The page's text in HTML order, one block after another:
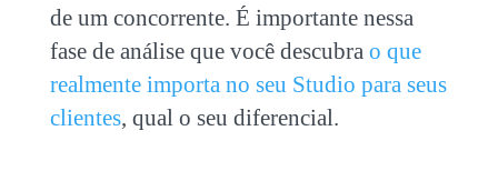
de um concorrente. É importante nessa
fase de análise que você descubra o que
realmente importa no seu Studio para seus
clientes, qual o seu diferencial.